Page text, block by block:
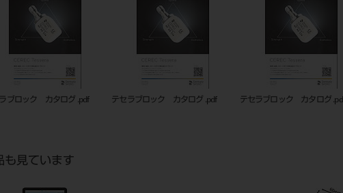
ブロック カタログ .pdf テセラブロック カタログ .pdf テセラブロック カタログ .pdf
見ています